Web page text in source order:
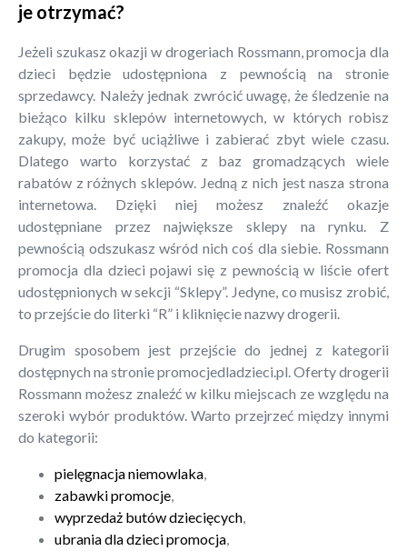
je otrzymać?
Jeżeli szukasz okazji w drogeriach Rossmann, promocja dla
dzieci będzie udostępniona z pewnością na stronie
sprzedawcy. Należy jednak zwrócić uwagę, że śledzenie na
bieżąco kilku sklepów internetowych, w których robisz
zakupy, może być uciążliwe i zabierać zbyt wiele czasu.
Dlatego warto korzystać z baz gromadzących wiele
rabatów z różnych sklepów. Jedną z nich jest nasza strona
internetowa. Dzięki niej możesz znaleźć okazje
udostępniane przez największe sklepy na rynku. Z
pewnością odszukasz wśród nich coś dla siebie. Rossmann
promocja dla dzieci pojawi się z pewnością w liście ofert
udostępnionych w sekcji “Sklepy”. Jedyne, co musisz zrobić,
to przejście do literki “R” i kliknięcie nazwy drogerii.
Drugim sposobem jest przejście do jednej z kategorii
dostępnych na stronie promocjedladzieci.pl. Oferty drogerii
Rossmann możesz znaleźć w kilku miejscach ze względu na
szeroki wybór produktów. Warto przejrzeć między innymi
do kategorii:
pielęgnacja niemowlaka,
zabawki promocje,
wyprzedaż butów dziecięcych,
ubrania dla dzieci promocja,